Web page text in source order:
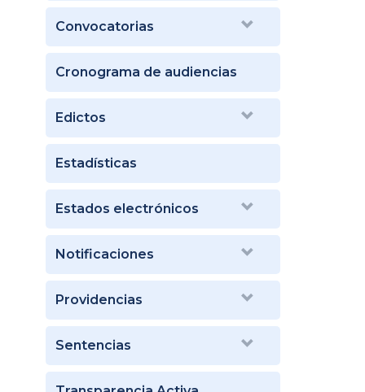
Convocatorias
Cronograma de audiencias
Edictos
Estadísticas
Estados electrónicos
Notificaciones
Providencias
Sentencias